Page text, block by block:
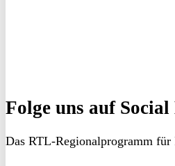
Folge uns auf
Das RTL-Regionalprogramm